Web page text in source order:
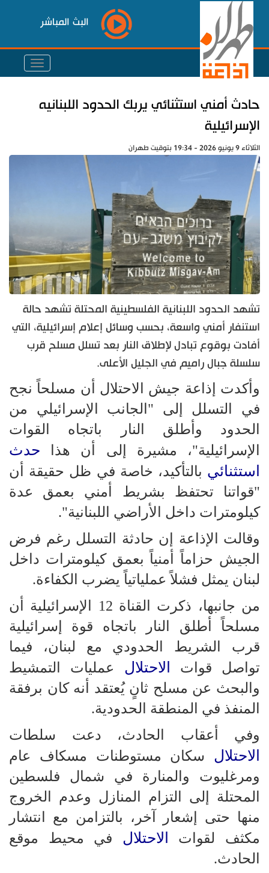
البث المباشر
حادث أمني استثنائي يربك الحدود اللبنانيه
الإسرائيلية
الثلاثاء 9 يونيو 2026 - 19:34 بتوقيت طهران
تشهد الحدود اللبنانية الفلسطينية المحتلة تشهد حالة
استنفار أمني واسعة، بحسب وسائل إعلام إسرائيلية، التي
أفادت بوقوع تبادل لإطلاق النار بعد تسلل مسلح قرب
سلسلة جبال راميم في الجليل الأعلى.
وأكدت إذاعة جيش الاحتلال أن مسلحاً نجح
في التسلل إلى "الجانب الإسرائيلي من
الحدود وأطلق النار باتجاه القوات
الإسرائيلية"، مشيرة إلى أن هذا حدث
استثنائي بالتأكيد، خاصة في ظل حقيقة أن
"قواتنا تحتفظ بشريط أمني بعمق عدة
كيلومترات داخل الأراضي اللبنانية".
وقالت الإذاعة إن حادثة التسلل رغم فرض
الجيش حزاماً أمنياً بعمق كيلومترات داخل
لبنان يمثل فشلاً عملياتياً يضرب الكفاءة.
من جانبها، ذكرت القناة 12 الإسرائيلية أن
مسلحاً أطلق النار باتجاه قوة إسرائيلية
قرب الشريط الحدودي مع لبنان، فيما
تواصل قوات الاحتلال عمليات التمشيط
والبحث عن مسلح ثانٍ يُعتقد أنه كان برفقة
المنفذ في المنطقة الحدودية.
وفي أعقاب الحادث، دعت سلطات
الاحتلال سكان مستوطنات مسكاف عام
ومرغليوت والمنارة في شمال فلسطين
المحتلة إلى التزام المنازل وعدم الخروج
منها حتى إشعار آخر، بالتزامن مع انتشار
مكثف لقوات الاحتلال في محيط موقع
الحادث.